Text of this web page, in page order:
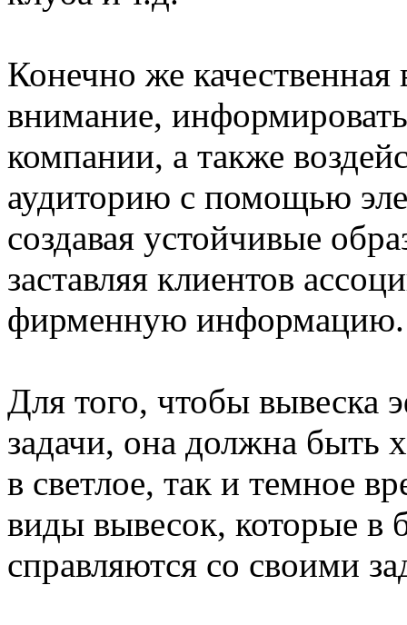
Конечно же
внимание,
компании, а также
аудиторию с помощью
создавая устойчивые
заставляя клиентов
фирменную информацию.
Для того, чтобы вывеска
задачи, она должна быть
в светлое, так и темное
виды вывесок, которые в
справляются со своими